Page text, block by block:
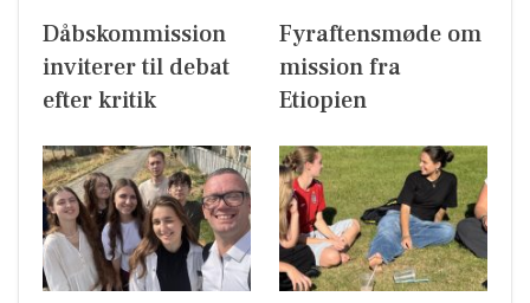
Dåbskommission
inviterer til debat
efter kritik
Fyraftensmøde om
mission fra
Etiopien